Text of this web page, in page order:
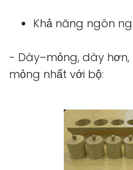
Khả năng ngôn
- Dày–mỏng, dày
mỏng nhất với bộ: